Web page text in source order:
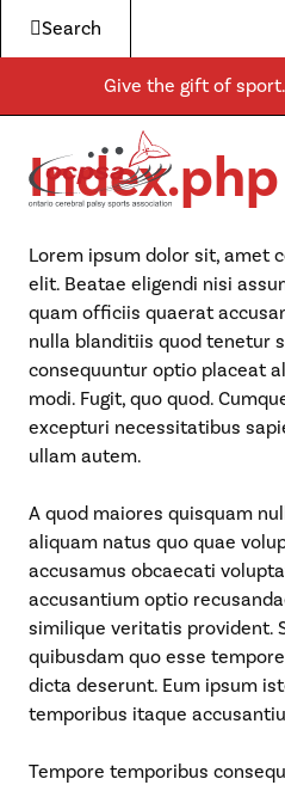
Search
Give the gift of sport.
About Us
ABOUT US
Para-Athletics
Admin & Governance
Awards
Contact
PROGRAMS & EVENTS
Community
Schools
Ontario Boccia
Ontario Para-Athletics
Get Involved
GET INVOLVED
For Parents
For Coaches & Officials
For Donors & Sponsors
Become a Member
BECOME A MEMBER
More
MORE
Shop
Donate
Resources
Be
Boundless
Index.php
Lorem ipsum dolor sit, amet
elit. Beatae eligendi nisi
quam officiis quaerat
nulla blanditiis quod tenetur
consequuntur optio placeat
modi. Fugit, quo quod.
excepturi necessitatibus
ullam autem.
A quod maiores quisquam
aliquam natus quo quae
accusamus obcaecati
accusantium optio
similique veritatis provident.
quibusdam quo esse
dicta deserunt. Eum ipsum
temporibus itaque
Tempore temporibus